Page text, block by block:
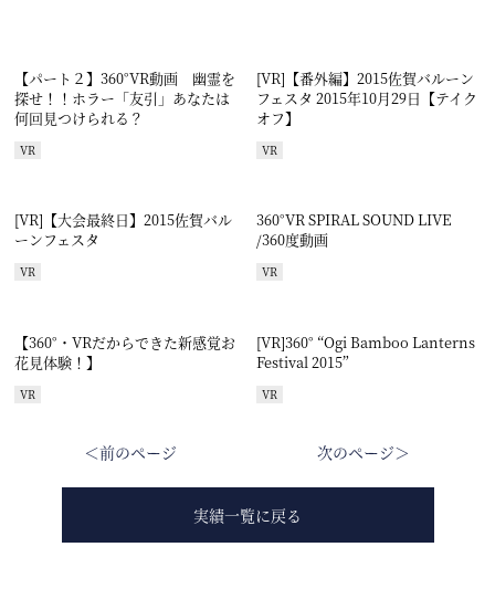
【パート２】360°VR動画 幽霊を
探せ！！ホラー「友引」あなたは
何回見つけられる？
VR
[VR]【番外編】2015佐賀バルーン
フェスタ 2015年10月29日【テイク
オフ】
VR
[VR]【大会最終日】2015佐賀バル
ーンフェスタ
VR
360°VR SPIRAL SOUND LIVE
/360度動画
VR
【360°・VRだからできた新感覚お
花見体験！】
VR
[VR]360° “Ogi Bamboo Lanterns
Festival 2015”
VR
＜前のページ
実績一覧に戻る
次のページ＞